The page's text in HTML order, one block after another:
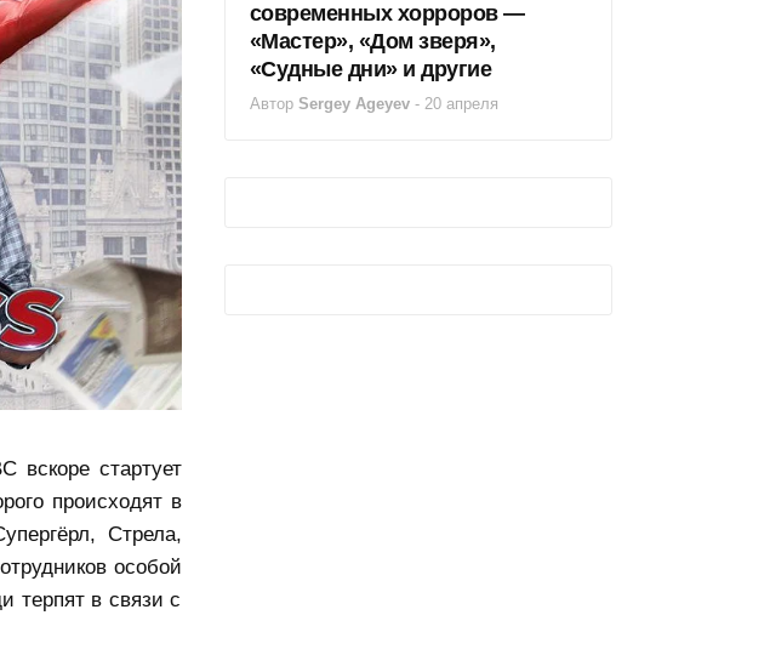
вскоре стартует
происходят в
Стрела,
особой
терпят в связи с
современных хорроров —
«Мастер», «Дом зверя»,
«Судные дни» и другие
Автор Sergey Ageyev - 20 апреля